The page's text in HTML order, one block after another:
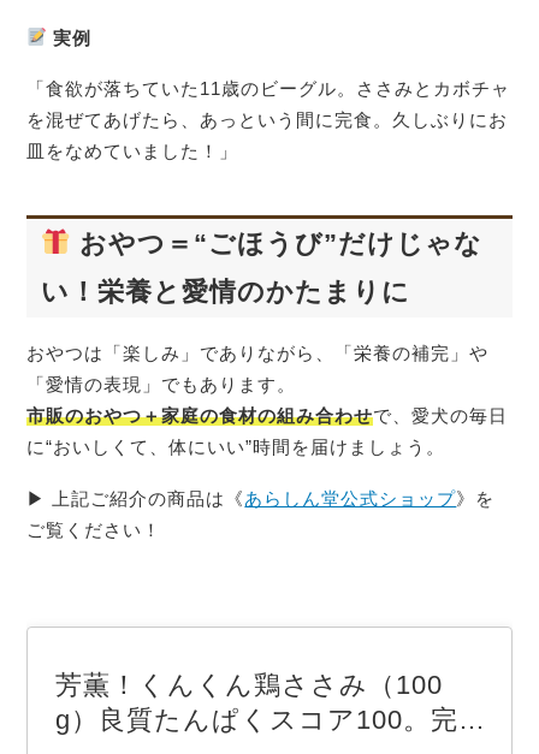
実例
「食欲が落ちていた11歳のビーグル。ささみとカボチャ
を混ぜてあげたら、あっという間に完食。久しぶりにお
皿をなめていました！」
おやつ＝“ごほうび”だけじゃな
い！栄養と愛情のかたまりに
おやつは「楽しみ」でありながら、「栄養の補完」や
「愛情の表現」でもあります。
市販のおやつ＋家庭の食材の組み合わせで、愛犬の毎日
に“おいしくて、体にいい”時間を届けましょう。
▶ 上記ご紹介の商品は《あらしん堂公式ショップ》を
ご覧ください！
芳薫！くんくん鶏ささみ（100
g）良質たんぱくスコア100。完